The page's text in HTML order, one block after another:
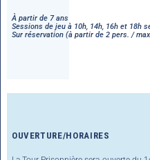
À partir de 7 ans
Sessions de jeu à 10h, 14h, 16h et 18h
Sur réservation (à partir de 2 pers. /
OUVERTURE/HORAIRES